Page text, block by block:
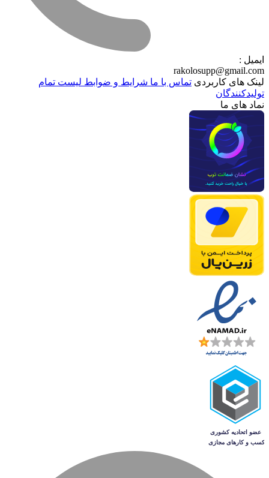
ایمیل :
rakolosupp@gmail.com
لینک های کاربردی تماس با ماشرایط و ضوابطلیست تمام
تولیدکنندگان
نماد های ما